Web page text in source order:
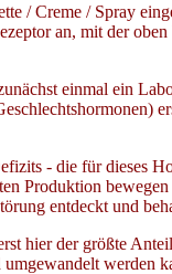
/ Creme / Spray
an, mit der
einmal ein
- die für dieses
Produktion
entdeckt und
hier der größte
werden